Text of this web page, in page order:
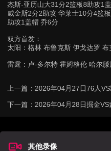
杰斯-亚历山大31分2篮板8助攻1
威金斯2分2助攻 华莱士10分4篮
助攻1盖帽 乔6分
双方首发：
太阳：格林 布鲁克斯 伊戈达罗 布
雷霆：卢-多尔特 霍姆格伦 哈尔
上一篇： 2026年04月27日76人
下一篇： 2026年04月28日掘金
其他录像